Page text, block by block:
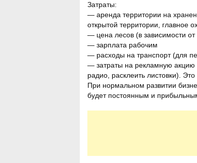
Затраты:
— аренда территории на
открытой территории, главное
— цена лесов (в зависимости от
— зарплата рабочим
— расходы на транспорт (для
— затраты на рекламную акцию
радио, расклеить листовки).
При нормальном развитии
будет постоянным и